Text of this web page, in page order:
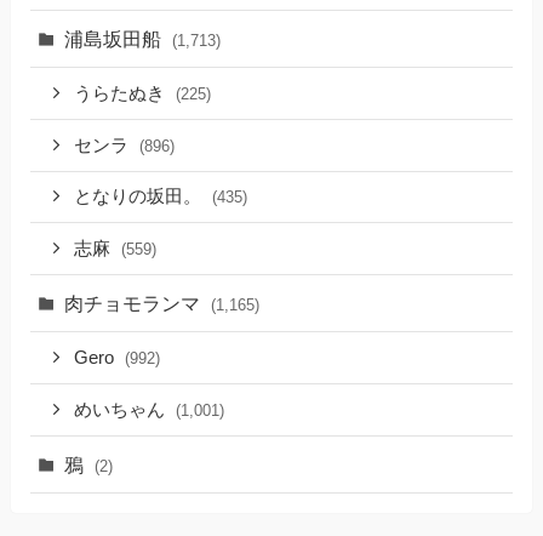
浦島坂田船 (1,713)
うらたぬき (225)
センラ (896)
となりの坂田。 (435)
志麻 (559)
肉チョモランマ (1,165)
Gero (992)
めいちゃん (1,001)
鴉 (2)